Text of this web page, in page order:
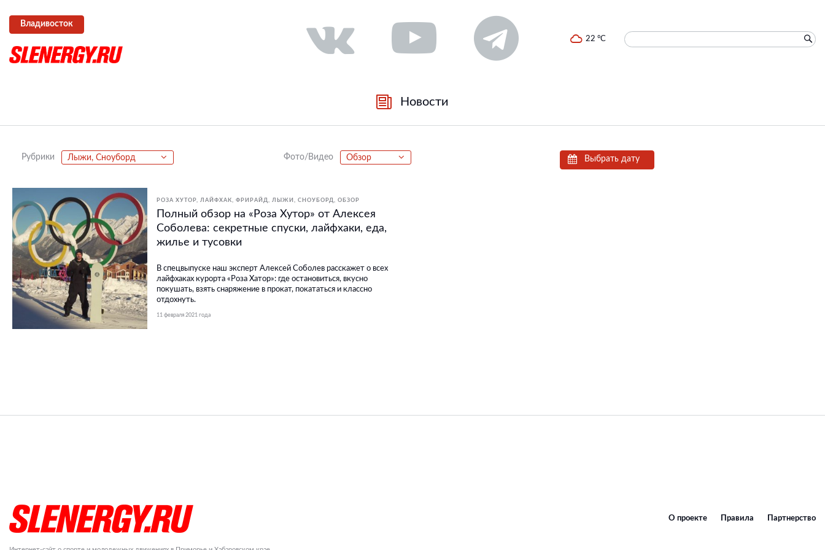
Владивосток
22 °C
Новости
Рубрики Лыжи, Сноуборд Фото/Видео Обзор Выбрать дату
РОЗА ХУТОР ЛАЙФХАК ФРИРАЙД ЛЫЖИ, СНОУБОРД ОБЗОР
Полный обзор на «Роза Хутор» от Алексея
Соболева: секретные спуски, лайфхаки, еда,
жилье и тусовки
В спецвыпуске наш эксперт Алексей Соболев расскажет о всех
лайфхаках курорта «Роза Хатор»: где остановиться, вкусно
покушать, взять снаряжение в прокат, покататься и классно
отдохнуть.
11 февраля 2021 года
О проекте Правила Партнерство